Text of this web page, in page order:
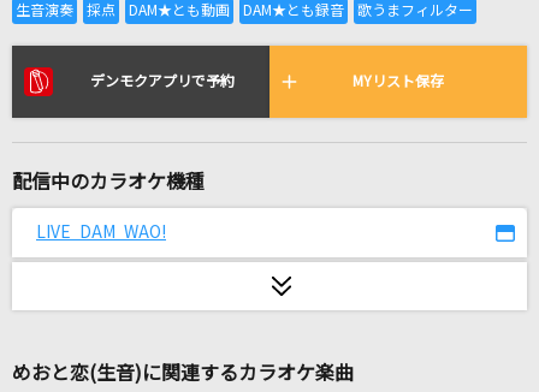
全国りれき
リアルタイムで歌われている曲の一覧
[生音]クリスマスキャロルの頃には
壱雫空
デンモクアプリで予約 MYリスト保存
配信中のカラオケ機種
LIVE DAM WAO!
めおと恋(生音)に関連するカラオケ楽曲